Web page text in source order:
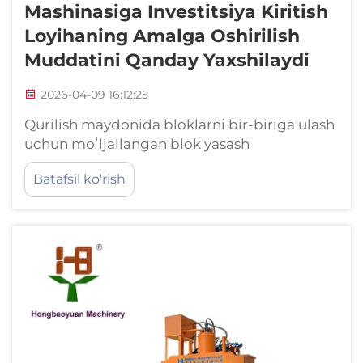
Mashinasiga Investitsiya Kiritish
Loyihaning Amalga Oshirilish
Muddatini Qanday Yaxshilaydi
2026-04-09 16:12:25
Qurilish maydonida bloklarni bir-biriga ulash
uchun moʻljallangan blok yasash
mashinalarini oʻrnatish bilan taʼminot zanjiri
kechikishlarini bartaraf etish. Qurilish
maydonida bloklarni bir-biriga ulash uchun
oʻrnatish qurilish logistikasini tubdan
oʻzgartiradi, chunki ishlab chiqarish mahalliy
darajada amalga oshiriladi. Bu koʻp qavatli
yetkazib beruvchi bogʻliqliklarini ...
Batafsil ko'rish